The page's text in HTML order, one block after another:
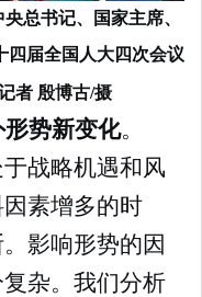
总书记、国家主席、
四届全国人大四次会议
者 殷博古/摄
势新变化。
于战略机遇和风
素增多的时
影响形势的因
杂。我们分析